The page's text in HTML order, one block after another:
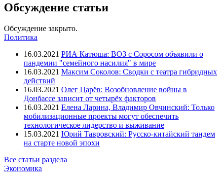
Обсуждение статьи
Обсуждение закрыто.
Политика
16.03.2021 РИА Катюша: ВОЗ с Соросом объявили о
пандемии "семейного насилия" в мире
16.03.2021 Максим Соколов: Сводки с театра гибридных
действий
16.03.2021 Олег Царёв: Возобновление войны в
Донбассе зависит от четырёх факторов
16.03.2021 Елена Ларина, Владимир Овчинский: Только
мобилизационные проекты могут обеспечить
технологическое лидерство и выживание
15.03.2021 Юрий Тавровский: Русско-китайский тандем
на старте новой эпохи
Все статьи раздела
Экономика